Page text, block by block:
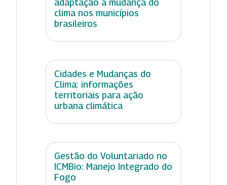
adaptação à mudança do
clima nos municípios
brasileiros
Cidades e Mudanças do
Clima: informações
territoriais para ação
urbana climática
Gestão do Voluntariado no
ICMBio: Manejo Integrado do
Fogo